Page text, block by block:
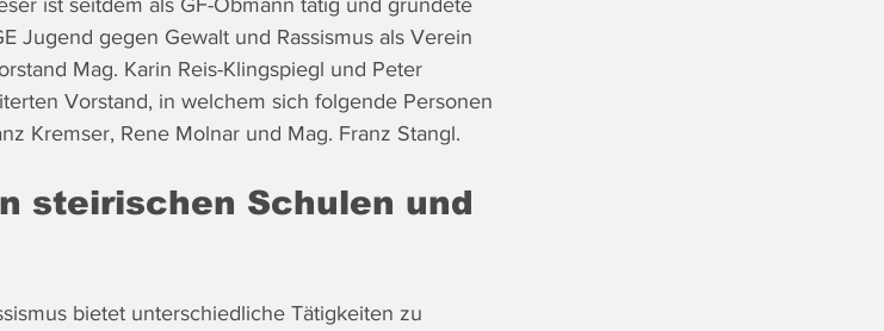
Jugend gegen Gewalt und Rassismus als Verein
Mag. Karin Reis-Klingspiegl und Peter
Vorstand, in welchem sich folgende Personen
Kremser, Rene Molnar und Mag. Franz Stangl.
steirischen Schulen und
bietet unterschiedliche Tätigkeiten zu